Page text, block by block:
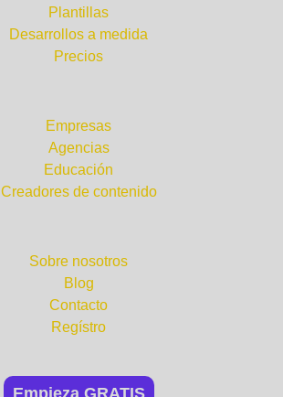
Plantillas
Desarrollos a medida
Precios
Empresas
Agencias
Educación
Creadores de contenido
Sobre nosotros
Blog
Contacto
Regístro